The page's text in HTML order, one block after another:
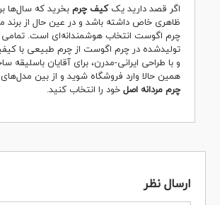
اگر قصد دارید یککیف چرمبخرید که سال‌ها
ظاهری خاص داشته باشد و در عین حال از برند
چرم اگوست انتخاب هوشمندانه‌ای است.
تولیدشده در چرم اگوست از چرم طبیعی با
و با طراحی ایرانی-مدرن، برای آقایان باسلیقه
همین حالا وارد فروشگاه شوید و از بین
چرم مردانه اصلخود را انتخاب کنید.
ارسال نظر